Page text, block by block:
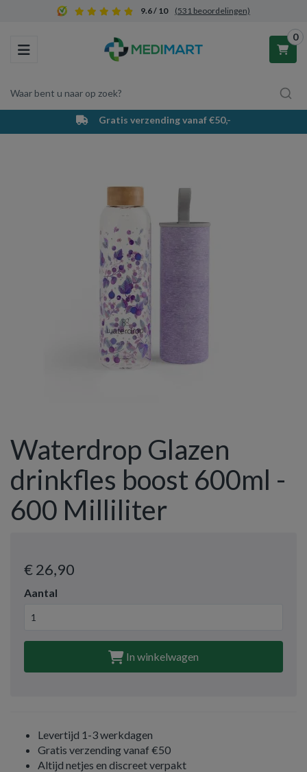
9.6 / 10 (531 beoordelingen)
Toggle navigation
Waar bent u naar op zoek?
0
Winkelwagen
Uw winkelwagen is leeg.
Vul hem met producten.
Gratis verzending vanaf €50,-
Waterdrop Glazen
drinkfles boost 600ml -
600 Milliliter
€ 26,90
Aantal
In winkelwagen
Levertijd 1-3 werkdagen
Gratis verzending vanaf €50
Altijd netjes en discreet verpakt